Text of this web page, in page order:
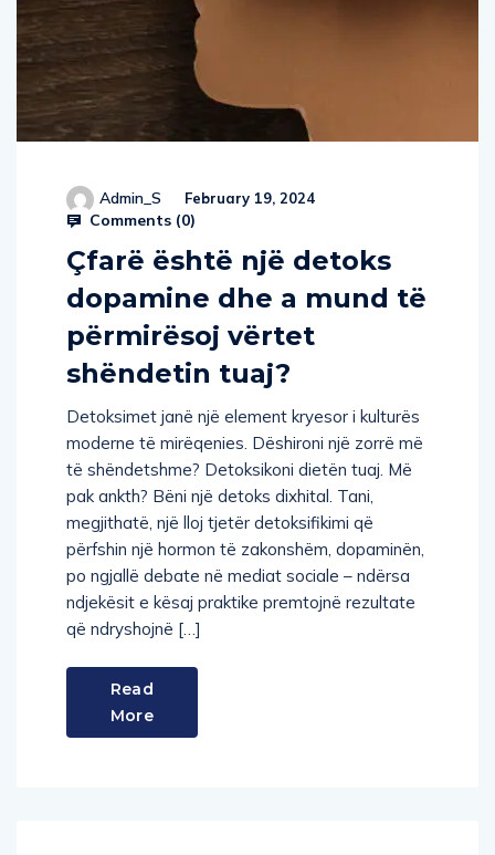
Admin_S February 19, 2024
Comments (0)
Çfarë është një detoks
dopamine dhe a mund të
përmirësoj vërtet
shëndetin tuaj?
Detoksimet janë një element kryesor i kulturës
moderne të mirëqenies. Dëshironi një zorrë më
të shëndetshme? Detoksikoni dietën tuaj. Më
pak ankth? Bëni një detoks dixhital. Tani,
megjithatë, një lloj tjetër detoksifikimi që
përfshin një hormon të zakonshëm, dopaminën,
po ngjallë debate në mediat sociale – ndërsa
ndjekësit e kësaj praktike premtojnë rezultate
që ndryshojnë […]
Read
More